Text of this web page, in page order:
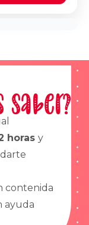
saber?
horas y
contenida
ayuda